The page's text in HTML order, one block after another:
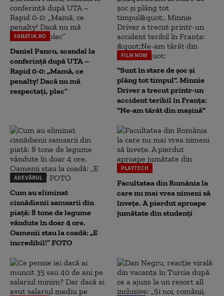
FANATIK.RO
Daniel Pancu, scandal la
conferință după UTA –
Rapid 0-0: „Mamă, ce
penalty! Dacă nu mă
respectați, plec”
FILM NOW
"Sunt în stare de șoc și
plâng tot timpul". Minnie
Driver a trecut printr-un
accident teribil în Franța:
"Ne-am târât din mașină"
ADEVĂRUL
Cum au eliminat
cisnădienii samsarii din
piață: 8 tone de legume
vândute în doar 4 ore.
Oamenii stau la coadă: „E
incredibil!” FOTO
PLAYTECH
Facultatea din România la
care nu mai vrea nimeni să
înveţe. A pierdut aproape
jumătate din studenţi